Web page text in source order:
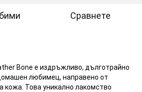
Сравнете
Bone е издръжливо, дълготрайно
любимец, направено от
кожа. Това уникално лакомство